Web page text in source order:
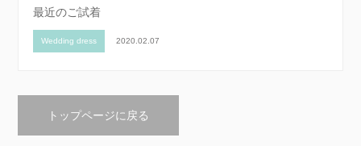
最近のご試着
Wedding dress 2020.02.07
トップページに戻る